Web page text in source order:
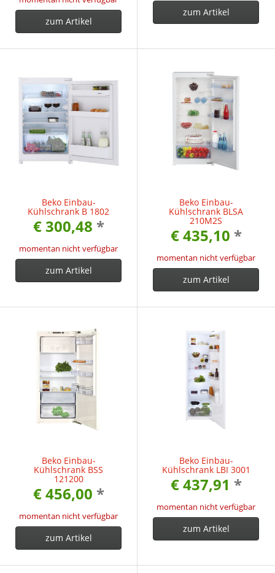
zum Artikel
zum Artikel
Beko Einbau-
Kühlschrank B 1802
€ 300,48 *
momentan nicht verfügbar
zum Artikel
Beko Einbau-
Kühlschrank BLSA
210M2S
€ 435,10 *
momentan nicht verfügbar
zum Artikel
Beko Einbau-
Kühlschrank BSS
121200
€ 456,00 *
momentan nicht verfügbar
zum Artikel
Beko Einbau-
Kühlschrank LBI 3001
€ 437,91 *
momentan nicht verfügbar
zum Artikel